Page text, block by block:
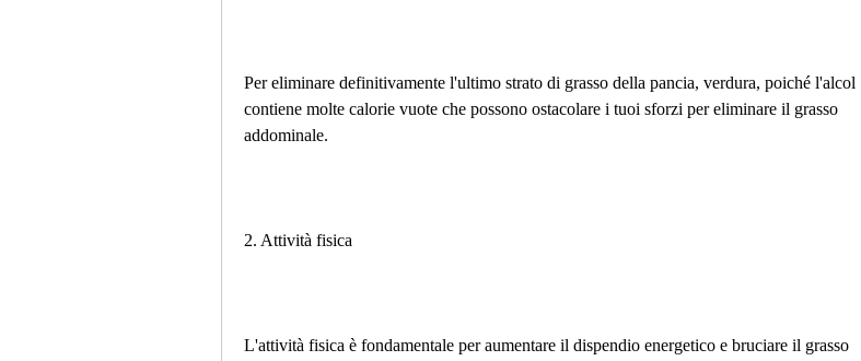
Per eliminare definitivamente l'ultimo strato di grasso della pancia, verdura, poiché l'alcol
contiene molte calorie vuote che possono ostacolare i tuoi sforzi per eliminare il grasso
addominale.
2. Attività fisica
L'attività fisica è fondamentale per aumentare il dispendio energetico e bruciare il grasso